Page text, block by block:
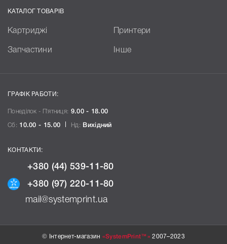
КАТАЛОГ ТОВАРІВ
Картриджі Принтери
Запчастини Інше
ГРАФІК РАБОТИ:
Понеділок - П`ятниця: 9.00 - 18.00
Сб: 10.00 - 15.00 Нд: Вихідний
КОНТАКТИ:
+380 (44) 539-11-80
+380 (97) 220-11-80
mail@systemprint.ua
© Інтернет-магазин «SystemPrint™» 2007–2023